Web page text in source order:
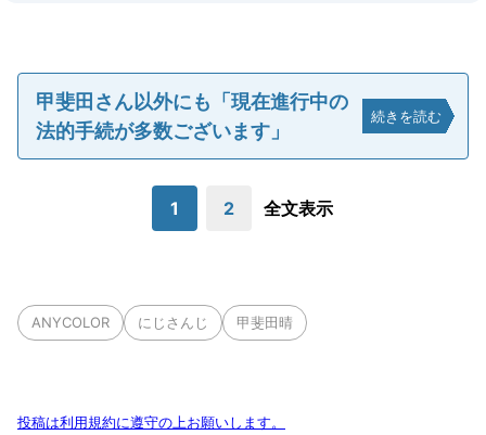
甲斐田さん以外にも「現在進行中の
法的手続が多数ございます」
続きを読む
1 2 全文表示
ANYCOLOR にじさんじ 甲斐田晴